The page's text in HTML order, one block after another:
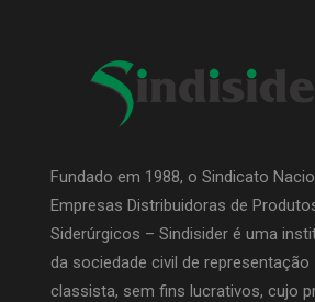
Fundado em 1988, o Sindicato
Empresas Distribuidoras de
Siderúrgicos – Sindisider é uma
da sociedade civil de representação
classista, sem fins lucrativos, cujo